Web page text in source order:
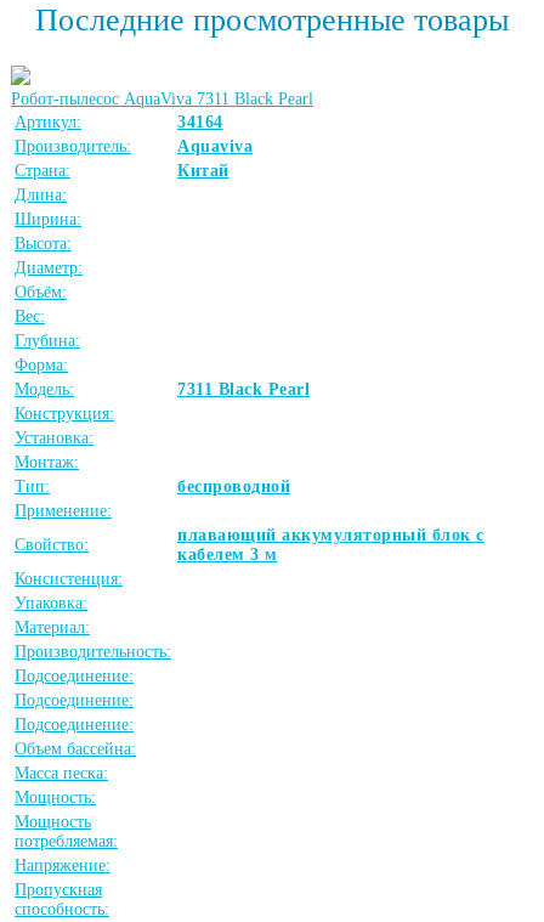
Последние просмотренные товары
Робот-пылесос AquaViva 7311 Black Pearl
Артикул:
34164
Производитель:
Aquaviva
Страна:
Китай
Длина:
Ширина:
Высота:
Диаметр:
Объём:
Вес:
Глубина:
Форма:
Модель:
7311 Black Pearl
Конструкция:
Установка:
Монтаж:
Тип:
беспроводной
Применение:
Свойство:
плавающий аккумуляторный блок с
кабелем 3 м
Консистенция:
Упаковка:
Материал:
Производительность:
Подсоединение:
Подсоединение:
Подсоединение:
Объем бассейна:
Масса песка:
Мощность:
Мощность
потребляемая:
Напряжение:
Пропускная
способность: